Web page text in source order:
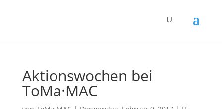
Aktionswochen bei
ToMa·MAC